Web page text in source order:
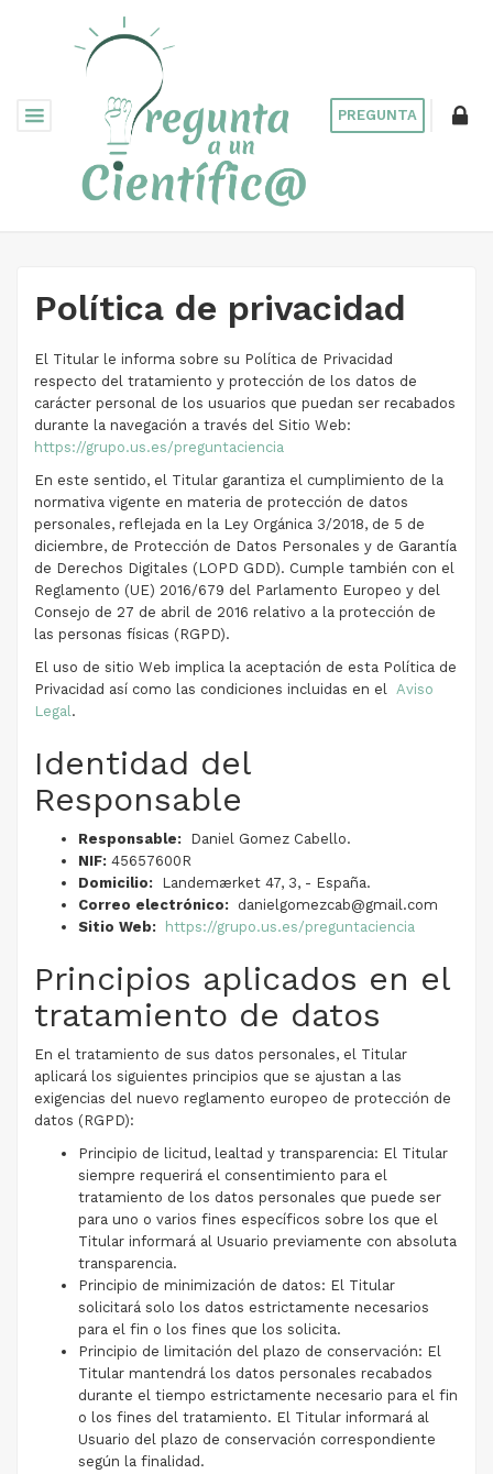
PREGUNTA
Política de privacidad
El Titular le informa sobre su Política de Privacidad
respecto del tratamiento y protección de los datos de
carácter personal de los usuarios que puedan ser recabados
durante la navegación a través del Sitio Web:
https://grupo.us.es/preguntaciencia
En este sentido, el Titular garantiza el cumplimiento de la
normativa vigente en materia de protección de datos
personales, reflejada en la Ley Orgánica 3/2018, de 5 de
diciembre, de Protección de Datos Personales y de Garantía
de Derechos Digitales (LOPD GDD). Cumple también con el
Reglamento (UE) 2016/679 del Parlamento Europeo y del
Consejo de 27 de abril de 2016 relativo a la protección de
las personas físicas (RGPD).
El uso de sitio Web implica la aceptación de esta Política de
Privacidad así como las condiciones incluidas en el Aviso
Legal.
Identidad del
Responsable
Responsable: Daniel Gomez Cabello.
NIF: 45657600R
Domicilio: Landemærket 47, 3, - España.
Correo electrónico: danielgomezcab@gmail.com
Sitio Web:
https://grupo.us.es/preguntaciencia
Principios aplicados en el
tratamiento de datos
En el tratamiento de sus datos personales, el Titular
aplicará los siguientes principios que se ajustan a las
exigencias del nuevo reglamento europeo de protección de
datos (RGPD):
Principio de licitud, lealtad y transparencia: El Titular
siempre requerirá el consentimiento para el
tratamiento de los datos personales que puede ser
para uno o varios fines específicos sobre los que el
Titular informará al Usuario previamente con absoluta
transparencia.
Principio de minimización de datos: El Titular
solicitará solo los datos estrictamente necesarios
para el fin o los fines que los solicita.
Principio de limitación del plazo de conservación: El
Titular mantendrá los datos personales recabados
durante el tiempo estrictamente necesario para el fin
o los fines del tratamiento. El Titular informará al
Usuario del plazo de conservación correspondiente
según la finalidad.